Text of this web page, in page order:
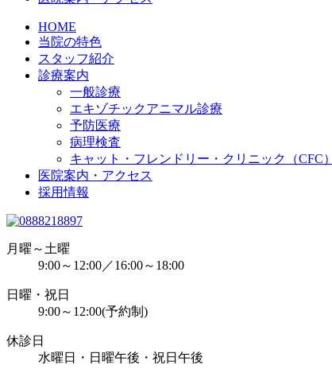
HOME
当院の特色
スタッフ紹介
診療案内
一般診療
エキゾチックアニマル診療
予防医療
病理検査
キャット・フレンドリー・クリニック（CFC）
医院案内・アクセス
採用情報
月曜～土曜
9:00～12:00／16:00～18:00
日曜・祝日
9:00～12:00(予約制)
休診日
水曜日・日曜午後・祝日午後